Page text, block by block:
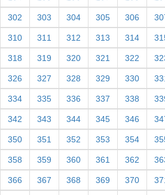
302 303 304 305 306
310 311 312 313 314
318 319 320 321 322
326 327 328 329 330
334 335 336 337 338
342 343 344 345 346
350 351 352 353 354
358 359 360 361 362
366 367 368 369 370